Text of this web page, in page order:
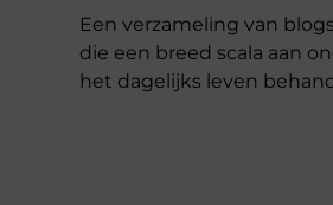
Een verzameling van
die een breed scala aan
het dagelijks leven